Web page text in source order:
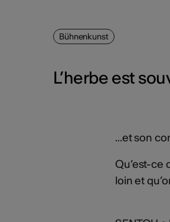
Bühnenkunst
L’herbe est
...et son
Qu’est-ce
loin et